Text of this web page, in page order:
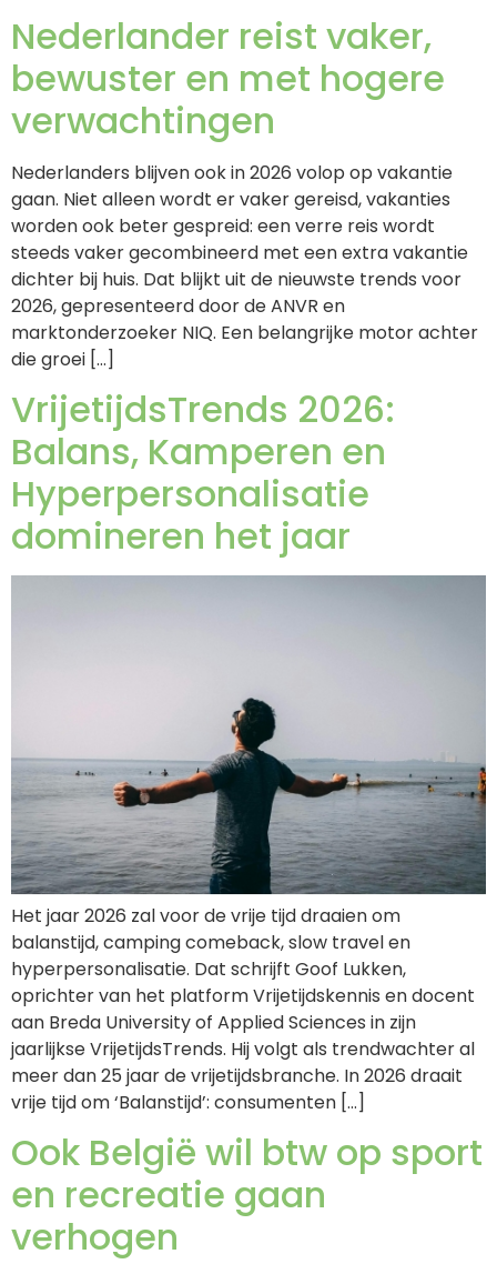
Nederlander reist vaker,
bewuster en met hogere
verwachtingen
Nederlanders blijven ook in 2026 volop op vakantie
gaan. Niet alleen wordt er vaker gereisd, vakanties
worden ook beter gespreid: een verre reis wordt
steeds vaker gecombineerd met een extra vakantie
dichter bij huis. Dat blijkt uit de nieuwste trends voor
2026, gepresenteerd door de ANVR en
marktonderzoeker NIQ. Een belangrijke motor achter
die groei […]
VrijetijdsTrends 2026:
Balans, Kamperen en
Hyperpersonalisatie
domineren het jaar
Het jaar 2026 zal voor de vrije tijd draaien om
balanstijd, camping comeback, slow travel en
hyperpersonalisatie. Dat schrijft Goof Lukken,
oprichter van het platform Vrijetijdskennis en docent
aan Breda University of Applied Sciences in zijn
jaarlijkse VrijetijdsTrends. Hij volgt als trendwachter al
meer dan 25 jaar de vrijetijdsbranche. In 2026 draait
vrije tijd om ‘Balanstijd’: consumenten […]
Ook België wil btw op sport
en recreatie gaan
verhogen